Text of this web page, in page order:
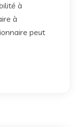
à
à
peut